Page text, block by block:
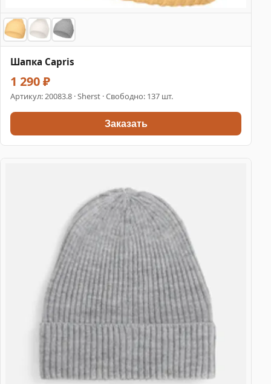
Шапка Capris
1 290 ₽
Артикул:20083.8 · Sherst · Свободно: 137 шт.
Заказать